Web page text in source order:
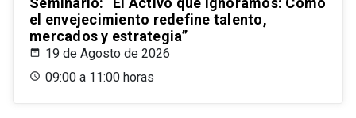
el envejecimiento redefine talento,
mercados y estrategia”
19 de Agosto de 2026
09:00 a 11:00 horas